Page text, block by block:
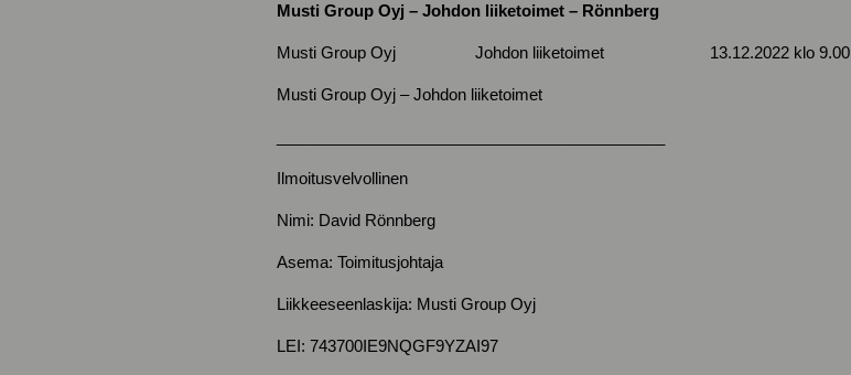
Musti Group Oyj – Johdon liiketoimet – Rönnberg
Musti Group Oyj Johdon liiketoimet 13.12.2022 klo 9.00
Musti Group Oyj – Johdon liiketoimet
Ilmoitusvelvollinen
Nimi: David Rönnberg
Asema: Toimitusjohtaja
Liikkeeseenlaskija: Musti Group Oyj
LEI: 743700IE9NQGF9YZAI97